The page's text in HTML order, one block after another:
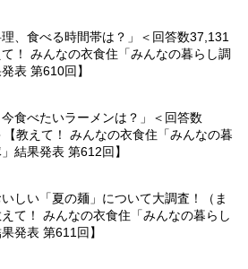
理、食べる時間帯は？」＜回答数37,131
！ みんなの衣食住「みんなの暮らし調
表 第610回】
今食べたいラーメンは？」＜回答数
教えて！ みんなの衣食住「みんなの暮
結果発表 第612回】
しい「夏の麺」について大調査！（ま
て！ みんなの衣食住「みんなの暮らし
発表 第611回】